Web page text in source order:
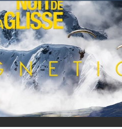
Aujourd'hui : T° Min : °C T° Max :°C
Suivez en direct l'actualité des stations